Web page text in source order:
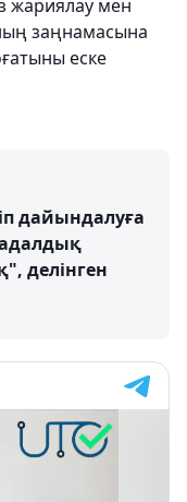
жариялау мен
заңнамасына
еске
дайындалуға
делінген